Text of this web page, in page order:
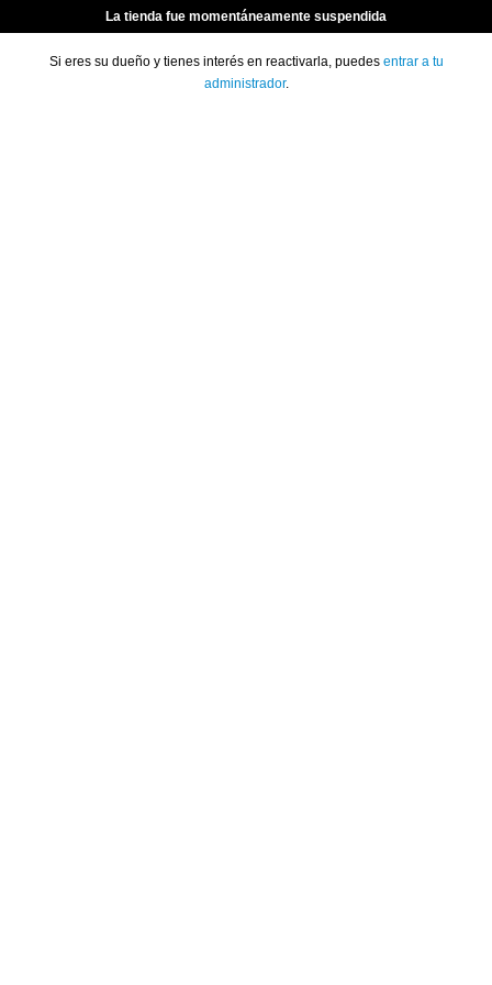
La tienda fue momentáneamente suspendida
Si eres su dueño y tienes interés en reactivarla, puedes entrar a tu
administrador.